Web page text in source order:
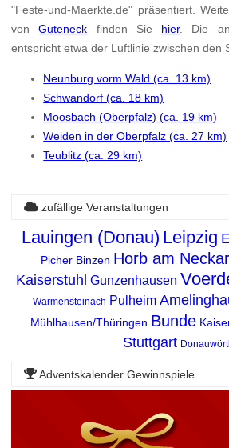
"Feste-und-Maerkte.de" präsentiert.
vonGuteneck finden Sie hier. Die
entspricht etwa der Luftlinie zwischen den
Neunburg vorm Wald (ca. 13 km)
Schwandorf (ca. 18 km)
Moosbach (Oberpfalz) (ca. 19 km)
Weiden in der Oberpfalz (ca. 27 km)
Teublitz (ca. 29 km)
zufällige Veranstaltungen
Lauingen (Donau) Leipzig
Picher Binzen Horb am Neckar
Kaiserstuhl Gunzenhausen
Warmensteinach Pulheim
Mühlhausen/Thüringen Bunde
Stuttgart
Adventskalender Gewinnspiele